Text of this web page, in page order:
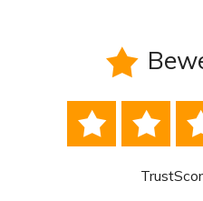

 